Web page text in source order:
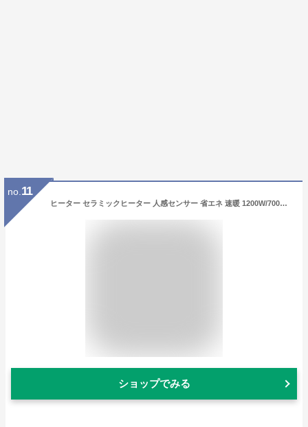
no. 11
ヒーター セラミックヒーター 人感センサー 省エネ 速暖 1200W/700W 出力2段階 HF-L122/DSF-TL12 セラミックファンヒーター 電気ストーブ 電気ヒーター 小型 節電 足もと暖房 脱衣所 おしゃれ シンプル 山善 YAMAZEN 【送料無料】
ショップでみる